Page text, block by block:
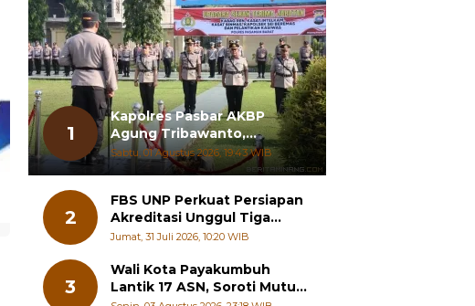
1
Kapolres Pasbar AKBP
Agung Tribawanto,
Tekankan Peningkatan
Pelayanan dan Sinergi
Sabtu, 01 Agustus 2026, 19:43 WIB
2
FBS UNP Perkuat Persiapan
Akreditasi Unggul Tiga
Program Studi
Jumat, 31 Juli 2026, 10:20 WIB
3
Wali Kota Payakumbuh
Lantik 17 ASN, Soroti Mutu